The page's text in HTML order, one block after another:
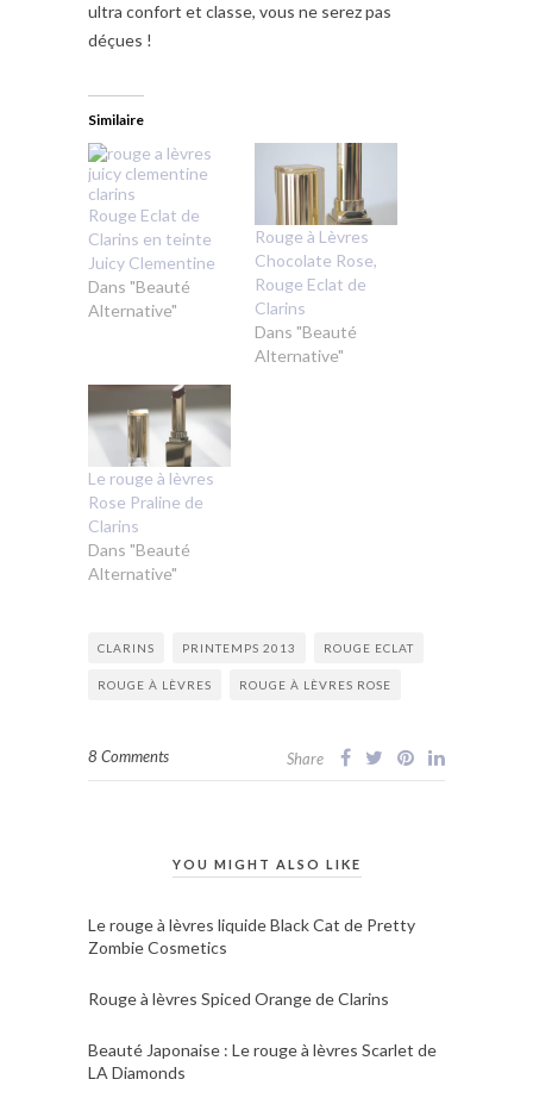
ultra confort et classe, vous ne serez pas
déçues !
Similaire
Rouge Eclat de
Clarins en teinte
Juicy Clementine
Dans "Beauté
Alternative"
Rouge à Lèvres
Chocolate Rose,
Rouge Eclat de
Clarins
Dans "Beauté
Alternative"
Le rouge à lèvres
Rose Praline de
Clarins
Dans "Beauté
Alternative"
CLARINS PRINTEMPS 2013 ROUGE ECLAT
ROUGE À LÈVRES ROUGE À LÈVRES ROSE
8 Comments Share
YOU MIGHT ALSO LIKE
Le rouge à lèvres liquide Black Cat de Pretty
Zombie Cosmetics
Rouge à lèvres Spiced Orange de Clarins
Beauté Japonaise : Le rouge à lèvres Scarlet de
LA Diamonds